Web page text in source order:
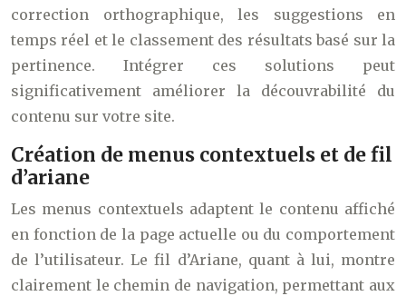
correction orthographique, les suggestions en
temps réel et le classement des résultats basé sur la
pertinence. Intégrer ces solutions peut
significativement améliorer la découvrabilité du
contenu sur votre site.
Création de menus contextuels et de fil
d’ariane
Les menus contextuels adaptent le contenu affiché
en fonction de la page actuelle ou du comportement
de l’utilisateur. Le fil d’Ariane, quant à lui, montre
clairement le chemin de navigation, permettant aux